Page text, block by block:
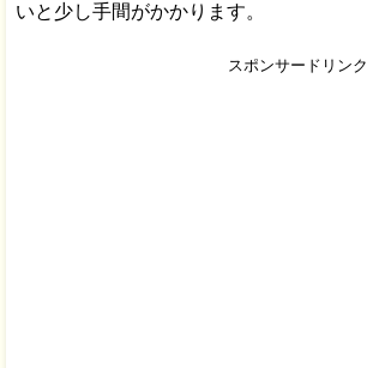
いと少し手間がかかります。
スポンサードリンク